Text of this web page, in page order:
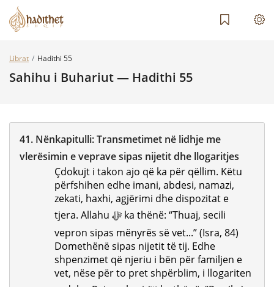
Librat Hadithi 55
Sahihu i Buhariut — Hadithi 55
41. Nënkapitulli:Transmetimet në lidhje me
vlerësimin e veprave sipas nijetit dhe llogaritjes
Çdokujt i takon ajo që ka për qëllim. Këtu
përfshihen edhe imani, abdesi, namazi,
zekati, haxhi, agjërimi dhe dispozitat e
tjera. Allahu ﷻ ka thënë: “Thuaj, secili
vepron sipas mënyrës së vet...” (Isra, 84)
Domethënë sipas nijetit të tij. Edhe
shpenzimet që njeriu i bën për familjen e
vet, nëse për to pret shpërblim, i llogariten